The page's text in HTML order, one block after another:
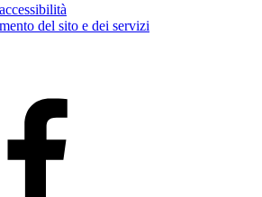
del sito e dei servizi